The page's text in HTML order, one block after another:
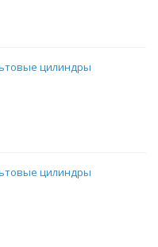
цилиндры
цилиндры